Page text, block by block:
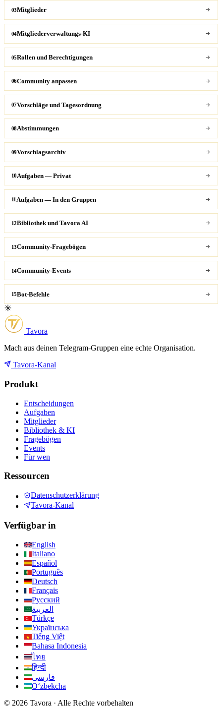
03Mitglieder
04Mitgliederverwaltungs-KI
05Rollen und Berechtigungen
06Community anpassen
07Vorschläge und Tagesordnung
08Abstimmungen
09Vorschlagsarchiv
10Aufgaben — Privat
11 Aufgaben — In den Gruppen
12Bibliothek und Tavora AI
13Community-Fragebögen
14Community-Events
15Bot-Befehle
Tavora
Mach aus deinen Telegram-Gruppen eine echte Organisation.
Tavora-Kanal
Produkt
Entscheidungen
Aufgaben
Mitglieder
Bibliothek & KI
Fragebögen
Events
Für wen
Ressourcen
Datenschutzerklärung
Tavora-Kanal
Verfügbar in
English
Italiano
Español
Português
Deutsch
Français
Русский
العربية
Türkçe
Українська
Tiếng Việt
Bahasa Indonesia
ไทย
हिन्दी
فارسی
Oʻzbekcha
© 2026 Tavora · Alle Rechte vorbehalten